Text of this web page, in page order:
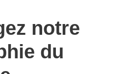
notre
du